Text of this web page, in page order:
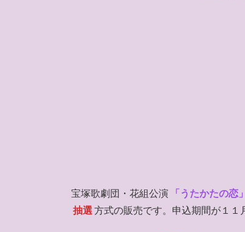
宝塚歌劇団・花組公演 「うたかたの恋」
抽選方式の販売です。申込期間が１１